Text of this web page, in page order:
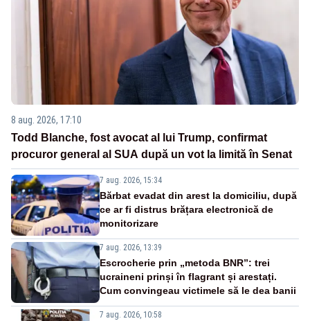
8 aug. 2026, 17:10
Todd Blanche, fost avocat al lui Trump, confirmat
procuror general al SUA după un vot la limită în Senat
7 aug. 2026, 15:34
Bărbat evadat din arest la domiciliu, după
ce ar fi distrus brățara electronică de
monitorizare
7 aug. 2026, 13:39
Escrocherie prin „metoda BNR”: trei
ucraineni prinși în flagrant și arestați.
Cum convingeau victimele să le dea banii
7 aug. 2026, 10:58